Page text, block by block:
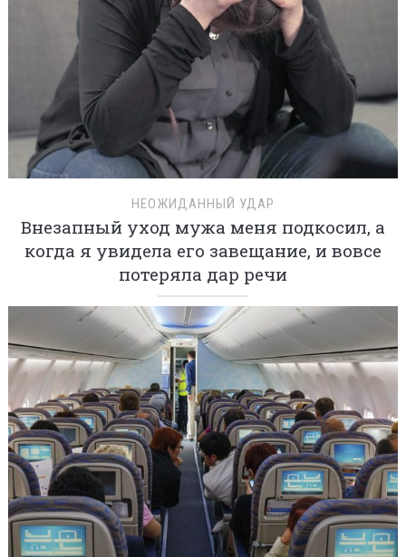
НЕОЖИДАННЫЙ УДАР
Внезапный уход мужа меня подкосил, а
когда я увидела его завещание, и вовсе
потеряла дар речи